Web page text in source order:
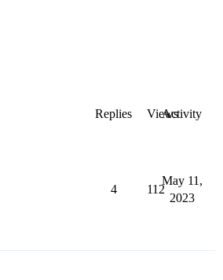
Replies ViewsActivity
4 112
May 11,
2023